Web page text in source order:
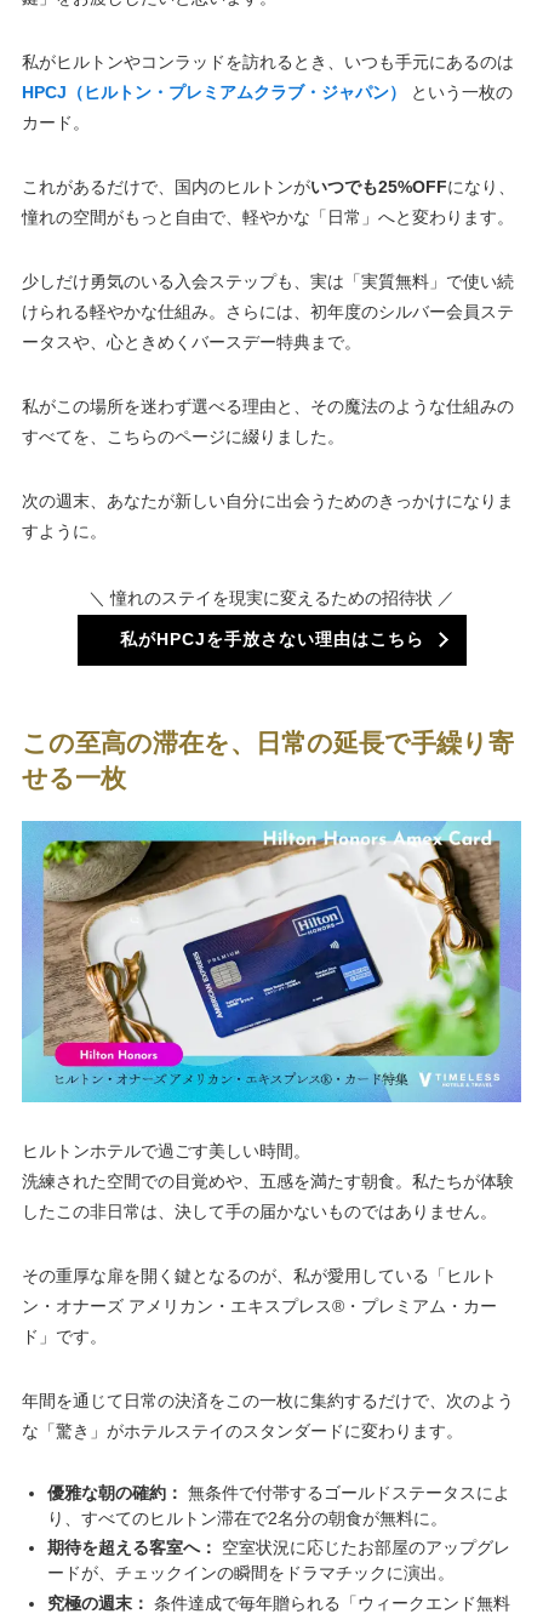
私がヒルトンやコンラッドを訪れるとき、いつも手元にあるのは
HPCJ（ヒルトン・プレミアムクラブ・ジャパン）
という一枚の
カード。
これがあるだけで、国内のヒルトンがいつでも25%OFFになり、
憧れの空間がもっと自由で、軽やかな「日常」へと変わります。
少しだけ勇気のいる入会ステップも、実は「実質無料」で使い続
けられる軽やかな仕組み。さらには、初年度のシルバー会員ステ
ータスや、心ときめくバースデー特典まで。
私がこの場所を迷わず選べる理由と、その魔法のような仕組みの
すべてを、こちらのページに綴りました。
次の週末、あなたが新しい自分に出会うためのきっかけになりま
すように。
＼ 憧れのステイを現実に変えるための招待状 ／
私がHPCJを手放さない理由はこちら
この至高の滞在を、日常の延長で手繰り寄
せる一枚
ヒルトンホテルで過ごす美しい時間。
洗練された空間での目覚めや、五感を満たす朝食。私たちが体験
したこの非日常は、決して手の届かないものではありません。
その重厚な扉を開く鍵となるのが、私が愛用している「ヒルト
ン・オナーズ アメリカン・エキスプレス®・プレミアム・カー
ド」です。
年間を通じて日常の決済をこの一枚に集約するだけで、次のよう
な「驚き」がホテルステイのスタンダードに変わります。
優雅な朝の確約： 無条件で付帯するゴールドステータスによ
り、すべてのヒルトン滞在で2名分の朝食が無料に。
期待を超える客室へ：
空室状況に応じたお部屋のアップグレ
ードが、チェックインの瞬間をドラマチックに演出。
究極の週末： 条件達成で毎年贈られる「ウィークエンド無料